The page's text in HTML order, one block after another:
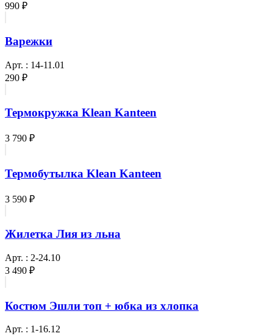
990 ₽
Варежки
Арт. : 14-11.01
290 ₽
Термокружка Klean Kanteen
3 790 ₽
Термобутылка Klean Kanteen
3 590 ₽
Жилетка Лия из льна
Арт. : 2-24.10
3 490 ₽
Костюм Эшли топ + юбка из хлопка
Арт. : 1-16.12